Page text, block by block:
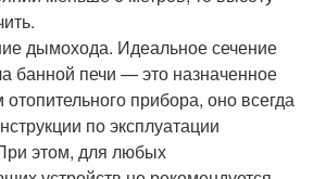
дымохода. Идеальное сечение
банной печи — это назначенное
прибора, оно всегда
по эксплуатации
этом, для любых